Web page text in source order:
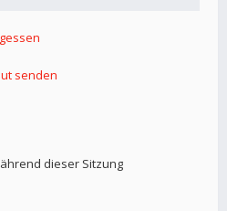
senden
dieser Sitzung